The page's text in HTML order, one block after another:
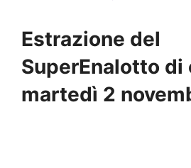
Estrazione del
SuperEnalotto di
martedì 2